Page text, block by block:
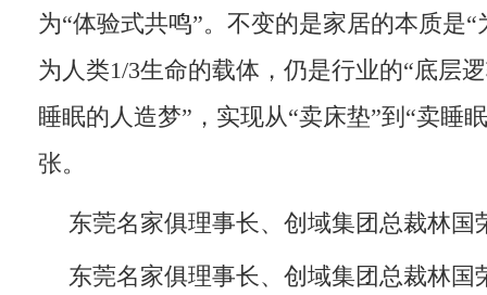
为“体验式共鸣”。不变的是家居的本质是
为人类1/3生命的载体，仍是行业的“底层
睡眠的人造梦”，实现从“卖床垫”到“卖睡
张。
东莞名家俱理事长、创域集团总裁林国
东莞名家俱理事长、创域集团总裁林国